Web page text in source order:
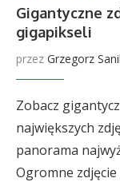
Gigantyczne
gigapikseli
przez Grzegorz
Zobacz
największych
panorama
Ogromne